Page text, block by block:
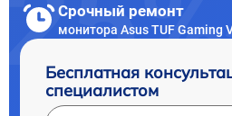
Срочный ремонт
монитора Asus TUF Gaming
Бесплатная
специалистом